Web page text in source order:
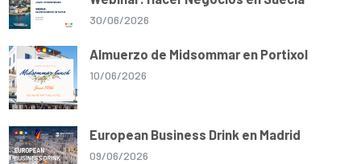
30/06/2026
Almuerzo de Midsommar en Portixol
10/06/2026
European Business Drink en Madrid
09/06/2026